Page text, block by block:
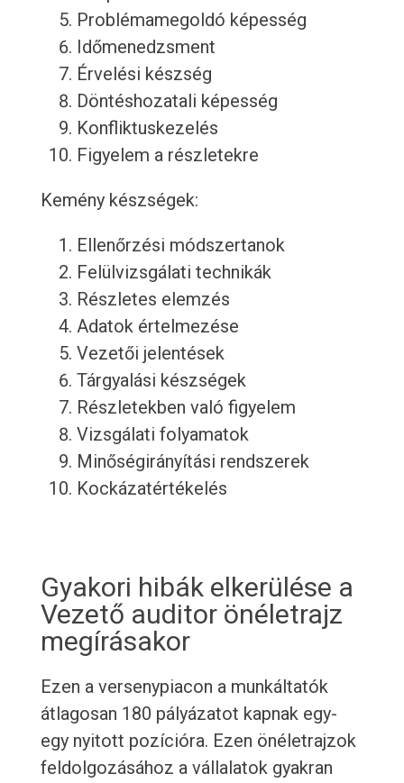
Problémamegoldó képesség
Időmenedzsment
Érvelési készség
Döntéshozatali képesség
Konfliktuskezelés
Figyelem a részletekre
Kemény készségek:
Ellenőrzési módszertanok
Felülvizsgálati technikák
Részletes elemzés
Adatok értelmezése
Vezetői jelentések
Tárgyalási készségek
Részletekben való figyelem
Vizsgálati folyamatok
Minőségirányítási rendszerek
Kockázatértékelés
Gyakori hibák elkerülése a
Vezető auditor önéletrajz
megírásakor
Ezen a versenypiacon a munkáltatók
átlagosan 180 pályázatot kapnak egy-
egy nyitott pozícióra. Ezen önéletrajzok
feldolgozásához a vállalatok gyakran